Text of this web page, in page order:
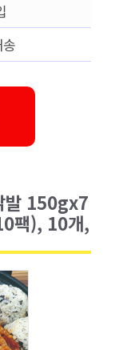
발 150gx7
팩), 10개,